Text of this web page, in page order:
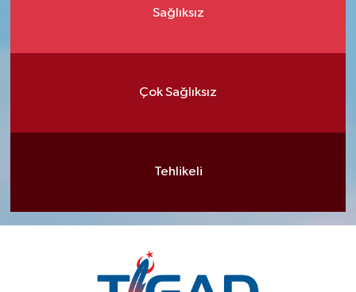
Sağlıksız
Çok Sağlıksız
Tehlikeli